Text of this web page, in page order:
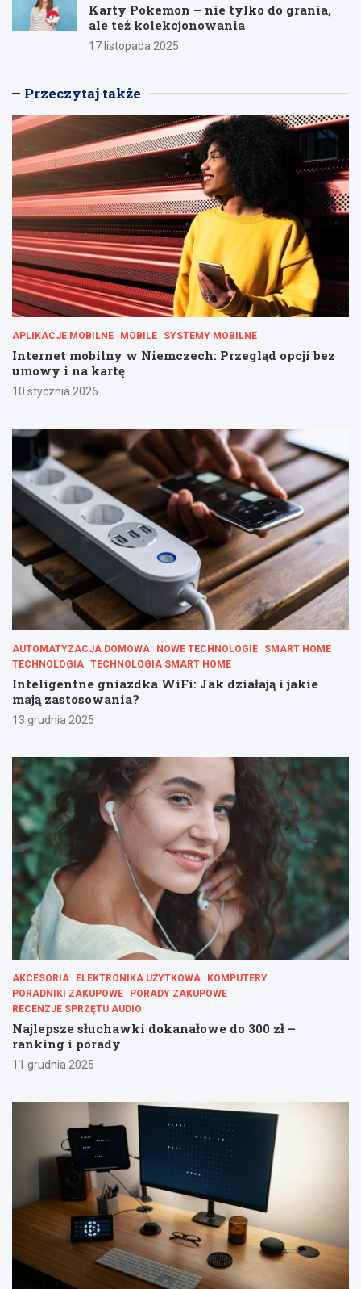
Karty Pokemon – nie tylko do grania,
ale też kolekcjonowania
17 listopada 2025
Przeczytaj także
APLIKACJE MOBILNE MOBILE SYSTEMY MOBILNE
Internet mobilny w Niemczech: Przegląd opcji bez
umowy i na kartę
10 stycznia 2026
AUTOMATYZACJA DOMOWA NOWE TECHNOLOGIE
SMART HOME
TECHNOLOGIA TECHNOLOGIA SMART HOME
Inteligentne gniazdka WiFi: Jak działają i jakie
mają zastosowania?
13 grudnia 2025
AKCESORIA ELEKTRONIKA UŻYTKOWA
KOMPUTERY
PORADNIKI ZAKUPOWE
PORADY ZAKUPOWE
RECENZJE SPRZĘTU AUDIO
Najlepsze słuchawki dokanałowe do 300 zł –
ranking i porady
11 grudnia 2025